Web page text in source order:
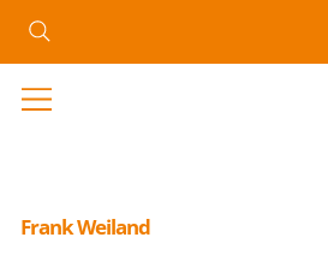
Frank Weiland